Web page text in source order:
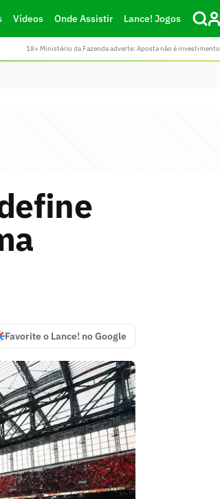
Vídeos Onde Assistir Lance! Jogos
18+ Ministério da Fazenda adverte: Aposta não é investimento
Favorite o Lance! no Google